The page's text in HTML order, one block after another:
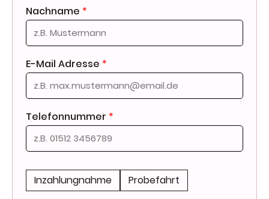
Nachname *
E-Mail Adresse *
Telefonnummer *
Inzahlungnahme Probefahrt